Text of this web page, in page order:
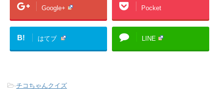
Google+ Pocket
B! はてブ LINE
-チコちゃんクイズ